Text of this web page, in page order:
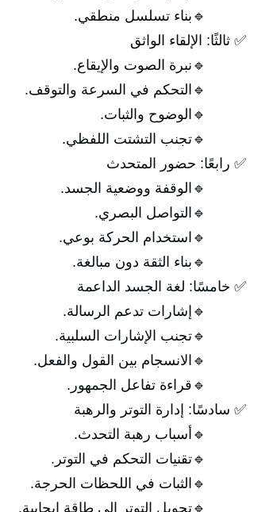
🔹بناء تسلسل منطقي.
✅ ثالثًا: الإلقاء الواثق
🔹نبرة الصوت والإيقاع.
🔹التحكم في السرعة والتوقف.
🔹الوضوح والثبات.
🔹تجنب التشتت اللفظي.
✅ رابعًا: حضور المتحدث
🔹الوقفة ووضعية الجسد.
🔹التواصل البصري.
🔹استخدام الحركة بوعي.
🔹بناء الثقة دون مبالغة.
✅ خامسًا: لغة الجسد الداعمة
🔹إشارات تدعم الرسالة.
🔹تجنب الإشارات السلبية.
🔹الانسجام بين القول والفعل.
🔹قراءة تفاعل الجمهور.
✅ سادسًا: إدارة التوتر والرهبة
🔹أسباب رهبة التحدث.
🔹تقنيات التحكم في التوتر.
🔹الثبات في اللحظات الحرجة.
🔹تحويل التوتر إلى طاقة إيجابية.